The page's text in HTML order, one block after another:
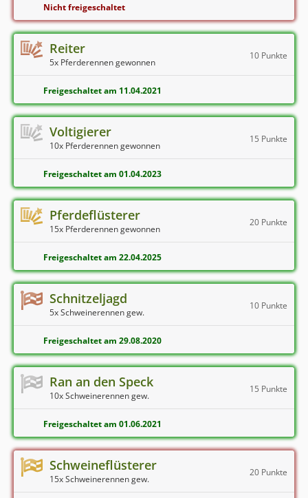
Nicht freigeschaltet
Reiter
5x Pferderennen gewonnen
10 Punkte
Freigeschaltet am 11.04.2021
Voltigierer
10x Pferderennen gewonnen
15 Punkte
Freigeschaltet am 01.04.2023
Pferdeflüsterer
15x Pferderennen gewonnen
20 Punkte
Freigeschaltet am 22.04.2025
Schnitzeljagd
5x Schweinerennen gew.
10 Punkte
Freigeschaltet am 29.08.2020
Ran an den Speck
10x Schweinerennen gew.
15 Punkte
Freigeschaltet am 01.06.2021
Schweineflüsterer
15x Schweinerennen gew.
20 Punkte